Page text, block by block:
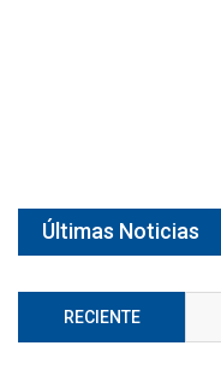
Últimas Noticias
RECIENTE